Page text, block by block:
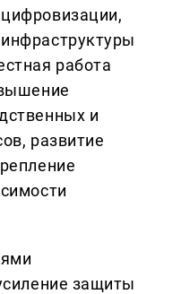
работа
и
развитие
защиты